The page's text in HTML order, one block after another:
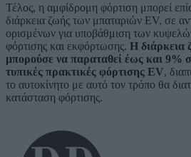
Τέλος, η αμφίδρομη φόρτιση μπορεί
διάρκεια ζωής των μπαταριών EV, σε
ορισμένων για υποβάθμιση των
φόρτισης και εκφόρτωσης. Η διάρκεια
μπορούσε να παραταθεί έως και 9%
τυπικές πρακτικές φόρτισης EV,
το αυτοκίνητο με αυτό τον τρόπο θα
κατάσταση φόρτισης.